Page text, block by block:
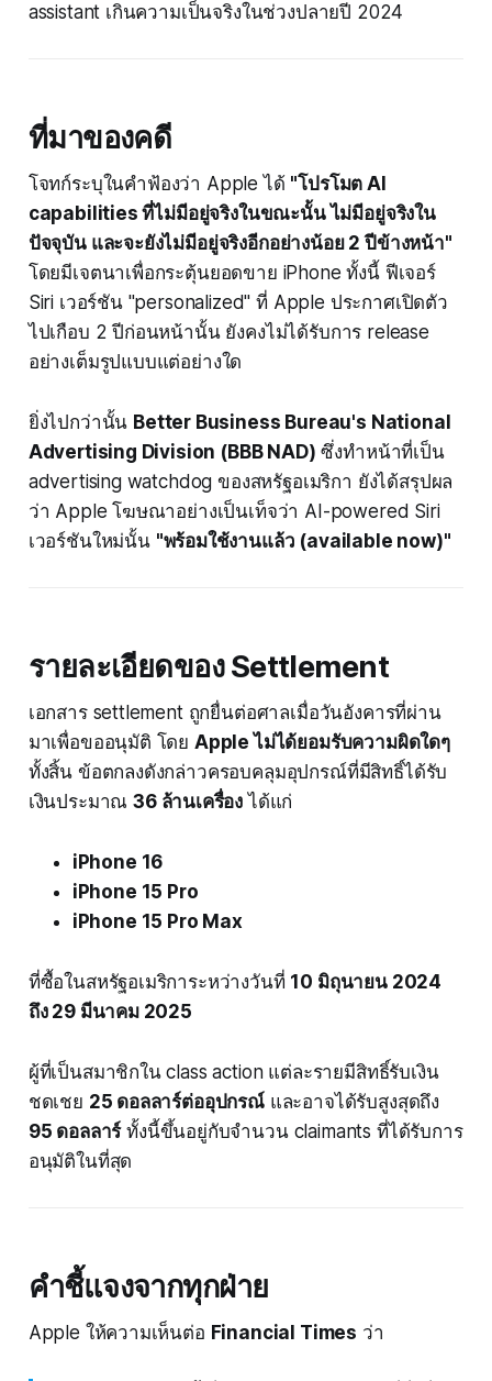
assistant เกินความเป็นจริงในช่วงปลายปี 2024
ที่มาของคดี
โจทก์ระบุในคำฟ้องว่า Apple ได้ "โปรโมต AI
capabilities ที่ไม่มีอยู่จริงในขณะนั้น ไม่มีอยู่จริงใน
ปัจจุบัน และจะยังไม่มีอยู่จริงอีกอย่างน้อย 2 ปีข้างหน้า"
โดยมีเจตนาเพื่อกระตุ้นยอดขาย iPhone ทั้งนี้ ฟีเจอร์
Siri เวอร์ชัน "personalized" ที่ Apple ประกาศเปิดตัว
ไปเกือบ 2 ปีก่อนหน้านั้น ยังคงไม่ได้รับการ release
อย่างเต็มรูปแบบแต่อย่างใด
ยิ่งไปกว่านั้น Better Business Bureau's National
Advertising Division (BBB NAD) ซึ่งทำหน้าที่เป็น
advertising watchdog ของสหรัฐอเมริกา ยังได้สรุปผล
ว่า Apple โฆษณาอย่างเป็นเท็จว่า AI-powered Siri
เวอร์ชันใหม่นั้น "พร้อมใช้งานแล้ว (available now)"
รายละเอียดของ Settlement
เอกสาร settlement ถูกยื่นต่อศาลเมื่อวันอังคารที่ผ่าน
มาเพื่อขออนุมัติ โดย Apple ไม่ได้ยอมรับความผิดใดๆ
ทั้งสิ้น ข้อตกลงดังกล่าวครอบคลุมอุปกรณ์ที่มีสิทธิ์ได้รับ
เงินประมาณ36 ล้านเครื่อง ได้แก่
iPhone 16
iPhone 15 Pro
iPhone 15 Pro Max
ที่ซื้อในสหรัฐอเมริการะหว่างวันที่ 10 มิถุนายน 2024
ถึง 29 มีนาคม 2025
ผู้ที่เป็นสมาชิกใน class action แต่ละรายมีสิทธิ์รับเงิน
ชดเชย 25 ดอลลาร์ต่ออุปกรณ์และอาจได้รับสูงสุดถึง
95 ดอลลาร์ทั้งนี้ขึ้นอยู่กับจำนวน claimants ที่ได้รับการ
อนุมัติในที่สุด
คำชี้แจงจากทุกฝ่าย
Apple ให้ความเห็นต่อ Financial Times ว่า